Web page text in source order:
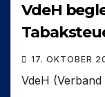
VdeH
17. OKTOBER
VdeH (Verband